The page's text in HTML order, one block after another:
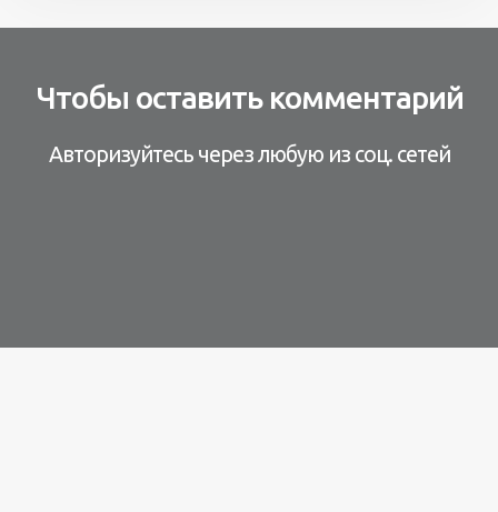
Чтобы оставить комментарий
Авторизуйтесь через любую из соц. сетей